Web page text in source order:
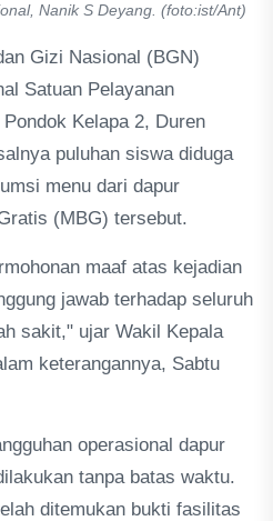
Nanik S Deyang. (foto:ist/Ant)
Gizi Nasional (BGN)
Satuan Pelayanan
Kelapa 2, Duren
puluhan siswa diduga
menu dari dapur
(MBG) tersebut.
maaf atas kejadian
jawab terhadap seluruh
sakit," ujar Wakil Kepala
keterangannya, Sabtu
operasional dapur
tanpa batas waktu.
ditemukan bukti fasilitas